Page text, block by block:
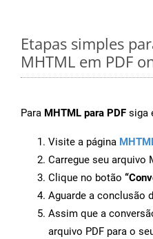
Etapas simples
MHTML em PDF
Para MHTML para PDF siga
Visite a página
Carregue seu arquivo
Clique no botão
Aguarde a conclusão
Assim que a
arquivo PDF para o